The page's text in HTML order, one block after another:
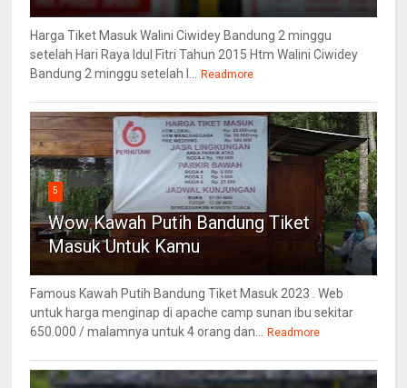
Harga Tiket Masuk Walini Ciwidey Bandung 2 minggu
setelah Hari Raya Idul Fitri Tahun 2015 Htm Walini Ciwidey
Bandung 2 minggu setelah l...
Readmore
5
Wow Kawah Putih Bandung Tiket
Masuk Untuk Kamu
Famous Kawah Putih Bandung Tiket Masuk 2023 . Web
untuk harga menginap di apache camp sunan ibu sekitar
650.000 / malamnya untuk 4 orang dan...
Readmore